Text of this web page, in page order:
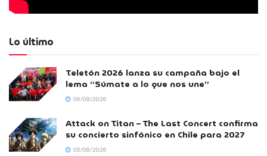
Lo último
Teletón 2026 lanza su campaña bajo el
lema “Súmate a lo que nos une”
06/08/2026
Attack on Titan – The Last Concert confirma
su concierto sinfónico en Chile para 2027
05/08/2026